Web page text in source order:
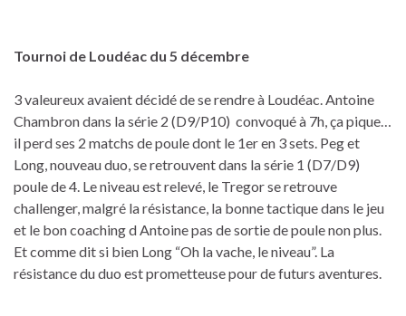
Tournoi de Loudéac du 5 décembre
3 valeureux avaient décidé de se rendre à Loudéac. Antoine
Chambron dans la série 2 (D9/P10) convoqué à 7h, ça pique…
il perd ses 2 matchs de poule dont le 1er en 3 sets. Peg et
Long, nouveau duo, se retrouvent dans la série 1 (D7/D9)
poule de 4. Le niveau est relevé, le Tregor se retrouve
challenger, malgré la résistance, la bonne tactique dans le jeu
et le bon coaching d Antoine pas de sortie de poule non plus.
Et comme dit si bien Long “Oh la vache, le niveau”. La
résistance du duo est prometteuse pour de futurs aventures.